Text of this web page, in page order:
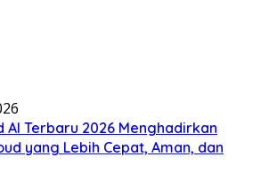
AI Terbaru 2026 Menghadirkan
yang Lebih Cepat, Aman, dan